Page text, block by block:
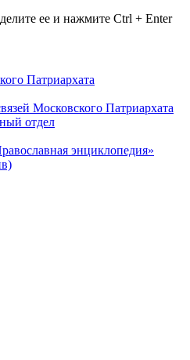
ее и нажмите Ctrl + Enter
Патриархата
Московского Патриархата
отдел
энциклопедия»